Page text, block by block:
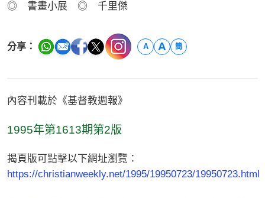
◎ 書畫小展 ◎ 千里傑
分享： A A 簡
內容刊載於《基督教週報》
1995年第1613期第2版
揭頁版可點擊以下網址瀏覽：
https://christianweekly.net/1995/19950723/19950723.html